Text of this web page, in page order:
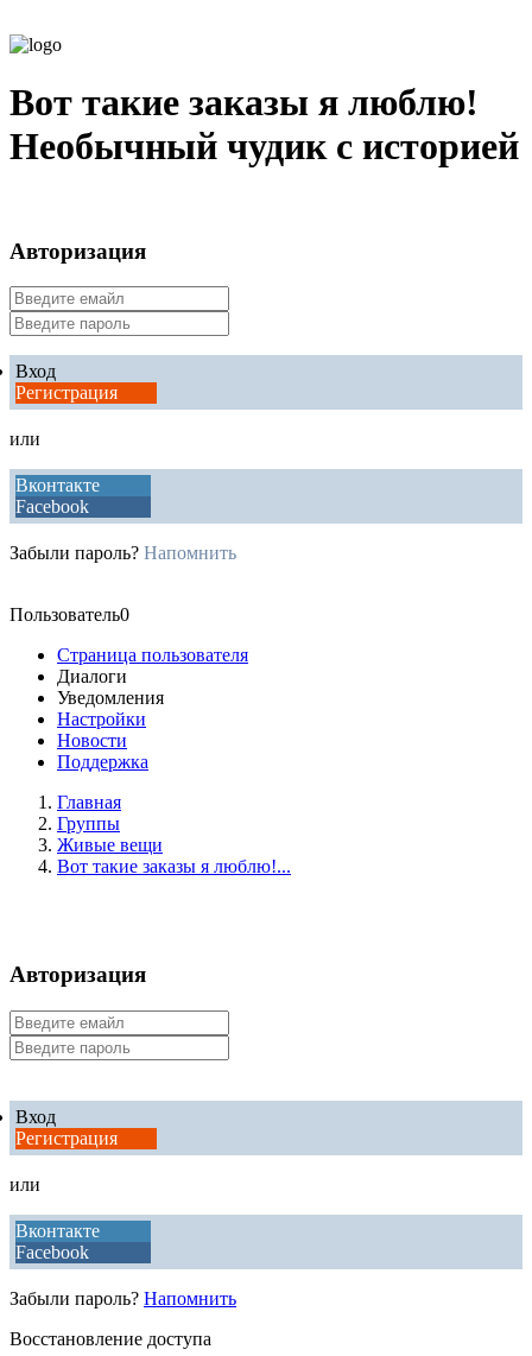
Вот такие заказы я люблю!
Необычный чудик с историей
Авторизация
Вход
Регистрация
или
Вконтакте
Facebook
Забыли пароль? Напомнить
Пользователь0
Страница пользователя
Диалоги
Уведомления
Настройки
Новости
Поддержка
Главная
Группы
Живые вещи
Вот такие заказы я люблю!...
Авторизация
Вход
Регистрация
или
Вконтакте
Facebook
Забыли пароль? Напомнить
Восстановление доступа